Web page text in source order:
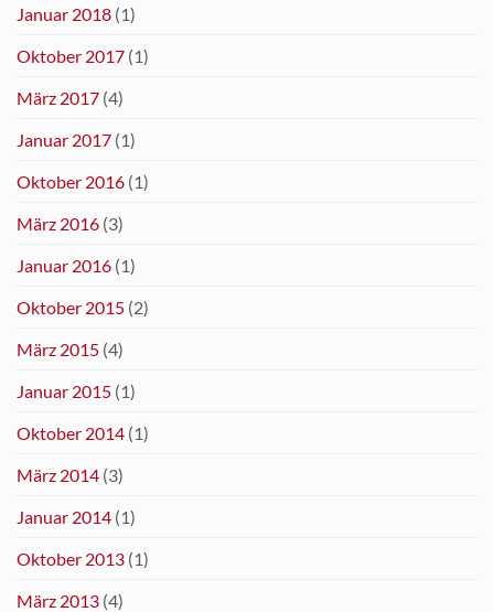
Januar 2018 (1)
Oktober 2017 (1)
März 2017 (4)
Januar 2017 (1)
Oktober 2016 (1)
März 2016 (3)
Januar 2016 (1)
Oktober 2015 (2)
März 2015 (4)
Januar 2015 (1)
Oktober 2014 (1)
März 2014 (3)
Januar 2014 (1)
Oktober 2013 (1)
März 2013 (4)